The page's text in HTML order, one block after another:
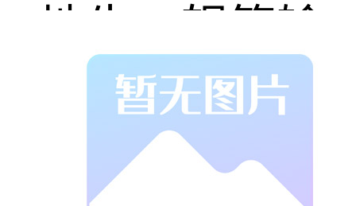
地牛、辊筒输
送线、高位存
储货架、自动